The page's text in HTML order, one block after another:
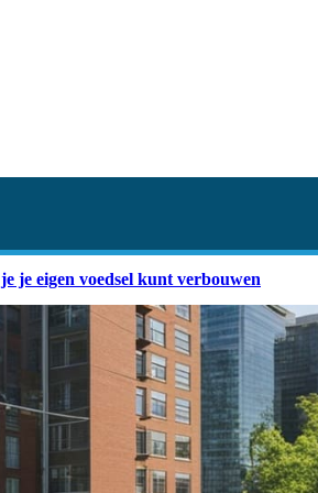
je eigen voedsel kunt verbouwen